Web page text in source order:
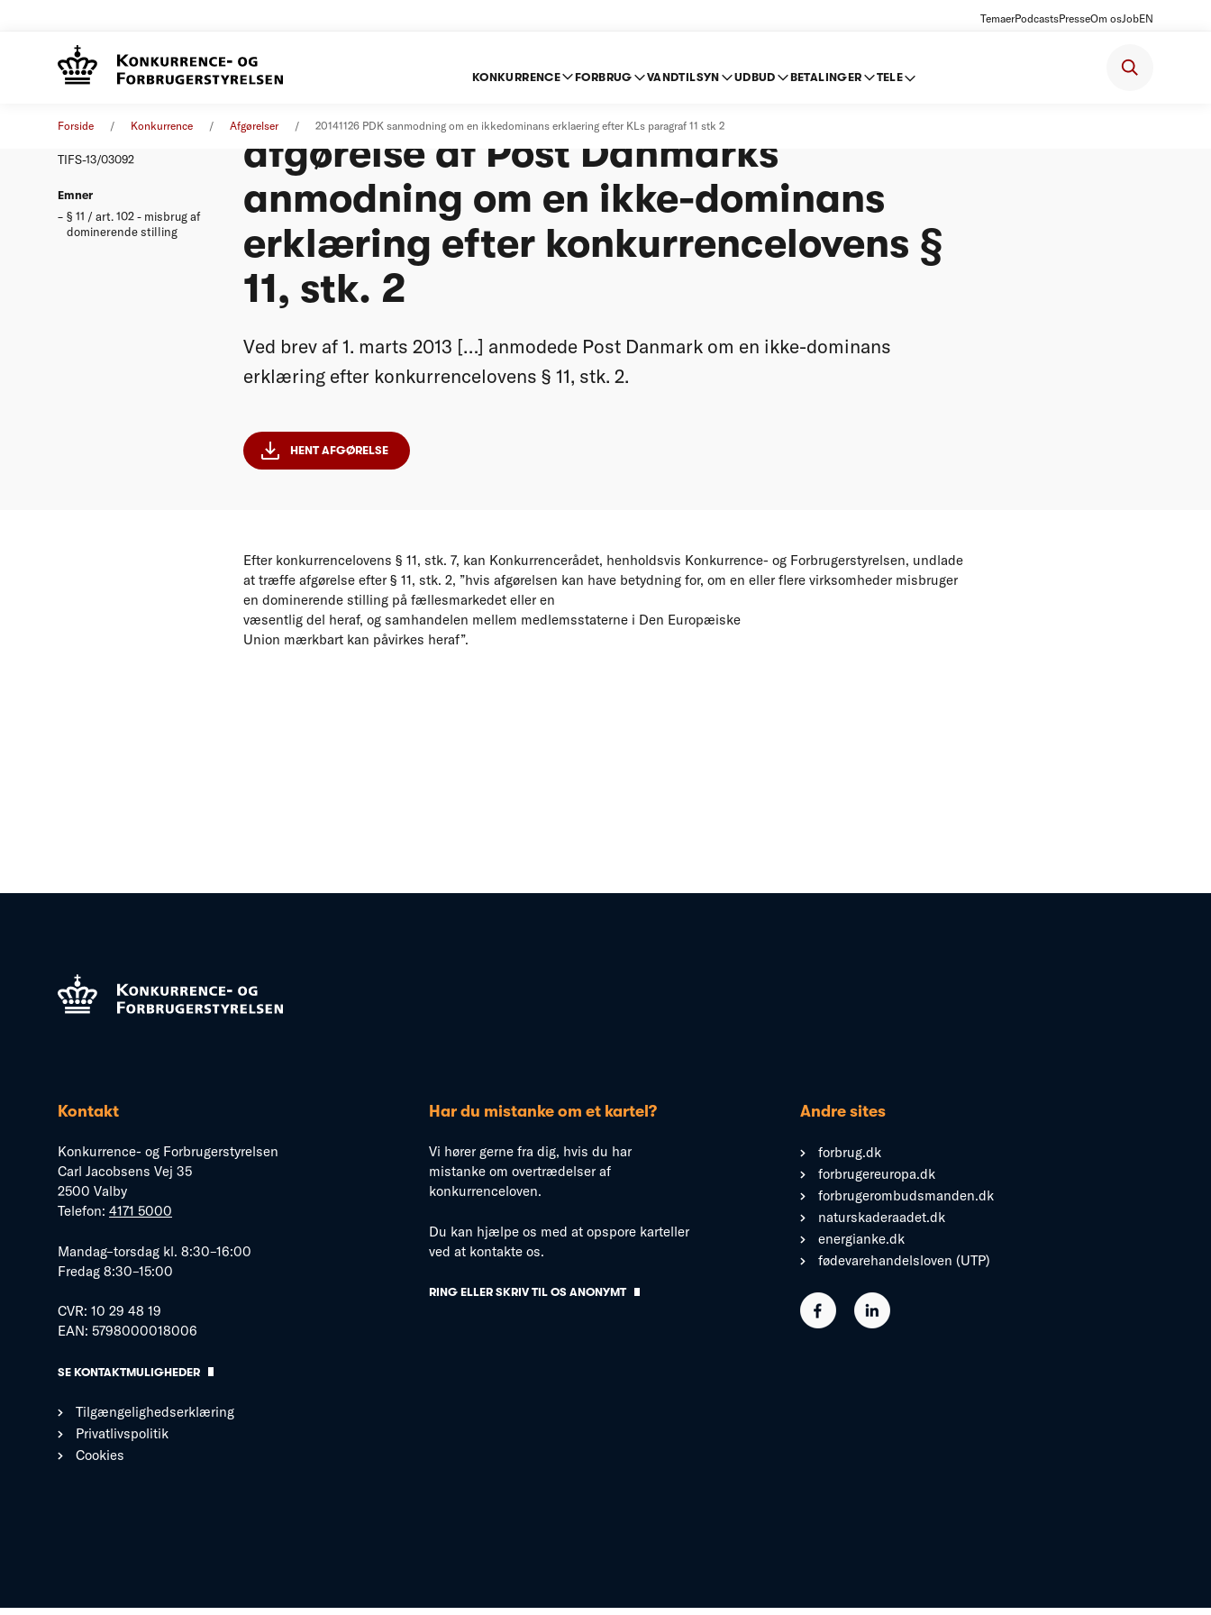
TemaerPodcastsPresseOm osJobEN
KONKURRENCE FORBRUG VANDTILSYN UDBUD BETALINGER TELE
Forside Konkurrence Afgørelser 20141126 PDK sanmodning om en ikkedominans erklaering efter KLs paragraf 11 stk 2
TIFS-13/03092
Emner
§ 11 / art. 102 - misbrug af
dominerende stilling
afgørelse af Post Danmarks
anmodning om en ikke-dominans
erklæring efter konkurrencelovens §
11, stk. 2
Ved brev af 1. marts 2013 […] anmodede Post Danmark om en ikke-dominans
erklæring efter konkurrencelovens § 11, stk. 2.
HENT AFGØRELSE
Efter konkurrencelovens § 11, stk. 7, kan Konkurrencerådet, henholdsvis Konkurrence- og Forbrugerstyrelsen, undlade
at træffe afgørelse efter § 11, stk. 2, ”hvis afgørelsen kan have betydning for, om en eller flere virksomheder misbruger
en dominerende stilling på fællesmarkedet eller en
væsentlig del heraf, og samhandelen mellem medlemsstaterne i Den Europæiske
Union mærkbart kan påvirkes heraf”.
Kontakt
Konkurrence- og Forbrugerstyrelsen
Carl Jacobsens Vej 35
2500 Valby
Telefon: 4171 5000
Mandag–torsdag kl. 8:30–16:00
Fredag 8:30–15:00
CVR: 10 29 48 19
EAN: 5798000018006
SE KONTAKTMULIGHEDER
Tilgængelighedserklæring
Privatlivspolitik
Cookies
Har du mistanke om et kartel?
Vi hører gerne fra dig, hvis du har
mistanke om overtrædelser af
konkurrenceloven.
Du kan hjælpe os med at opspore karteller
ved at kontakte os.
RING ELLER SKRIV TIL OS ANONYMT
Andre sites
forbrug.dk
forbrugereuropa.dk
forbrugerombudsmanden.dk
naturskaderaadet.dk
energianke.dk
fødevarehandelsloven (UTP)